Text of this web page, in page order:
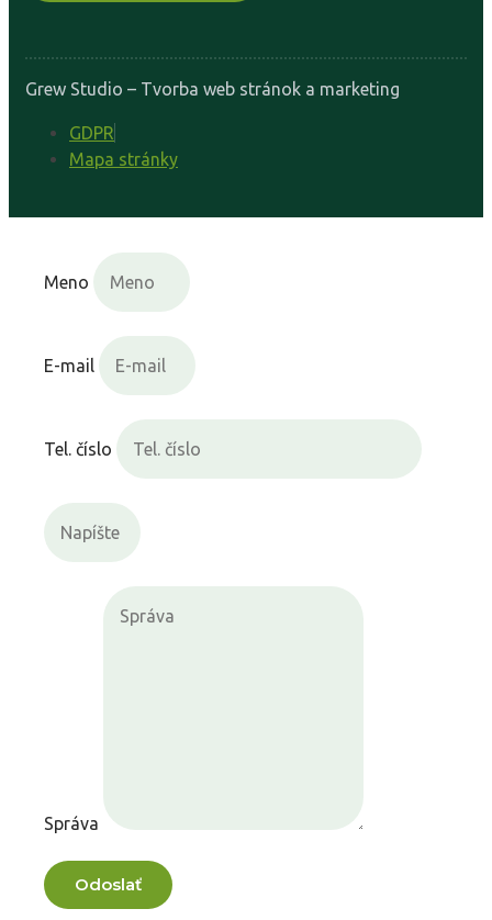
Grew Studio – Tvorba web stránok a marketing
GDPR
Mapa stránky
Meno
E-mail
Tel. číslo
Správa
Odoslať